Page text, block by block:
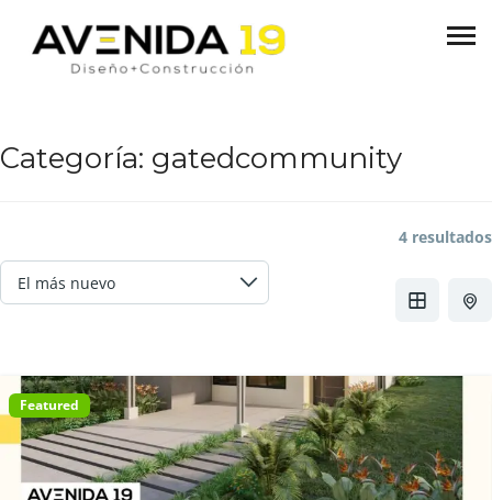
Categoría: gatedcommunity
4 resultados
Featured